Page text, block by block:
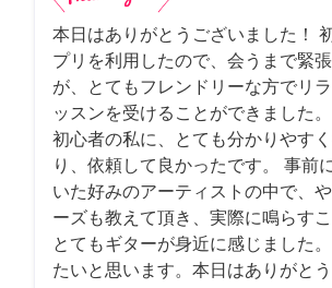
本日はありがとうございました！
プリを利用したので、会うまで緊
が、とてもフレンドリーな方でリ
ッスンを受けることができました
初心者の私に、とても分かりやす
り、依頼して良かったです。 事前
いた好みのアーティストの中で、
ーズも教えて頂き、実際に鳴らすこ
とてもギターが身近に感じました
たいと思います。本日はありがと